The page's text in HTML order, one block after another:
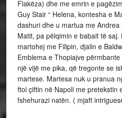
Flakëza) dhe me emrin e
Guy Stair “ Helena, kontesha e
dashuri dhe u martua me
Matit, pa pëlqimin e babait të
martohej me Filipin, djalin e
Emblema e Thopiajve
një vijë me pika, që tregonte se
martese. Martesa nuk u pranua
ftoi çiftin në Napoli me pretekstin
fshehurazi natën. ( mjaft